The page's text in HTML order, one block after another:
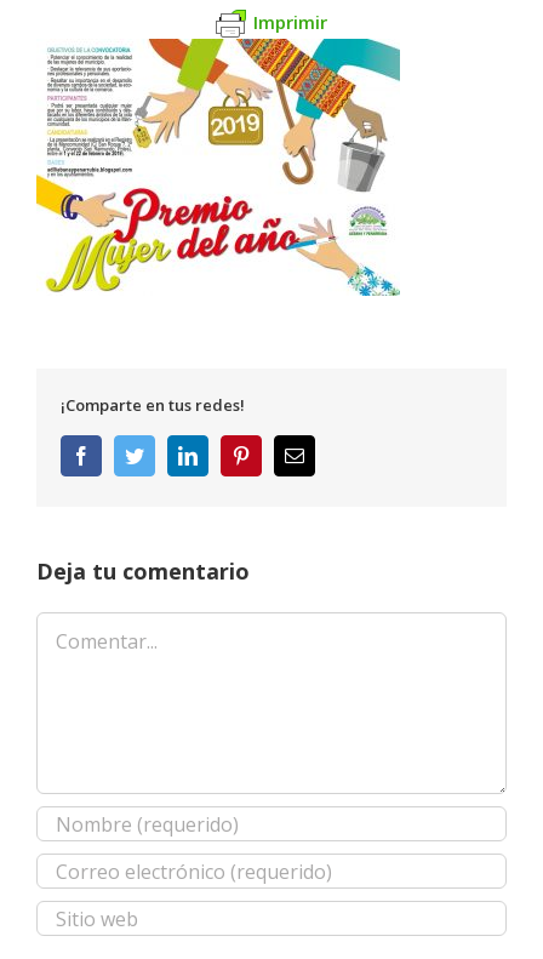
Imprimir
¡Comparte en tus redes!
FacebookTwitterLinkedInPinterestCorreo
electrónico
Deja tu comentario
Comentar